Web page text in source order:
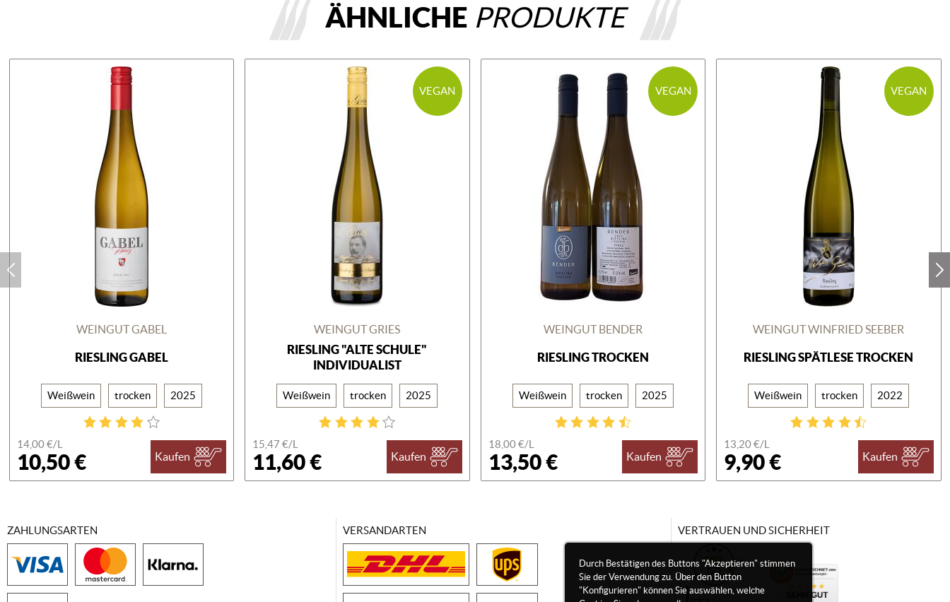
ÄHNLICHE PRODUKTE
WEINGUT GABEL
RIESLING GABEL
Weißwein trocken 2025
14,00 €/L
10,50 € Kaufen
VEGAN
WEINGUT GRIES
RIESLING "ALTE SCHULE"
INDIVIDUALIST
Weißwein trocken 2025
15,47 €/L
11,60 € Kaufen
VEGAN
WEINGUT BENDER
RIESLING TROCKEN
Weißwein trocken 2025
18,00 €/L
13,50 € Kaufen
VEGAN
WEINGUT WINFRIED SEEBER
RIESLING SPÄTLESE TROCKEN
Weißwein trocken 2022
13,20 €/L
9,90 € Kaufen
Durch Bestätigen des Buttons "Akzeptieren" stimmen
Sie der Verwendung zu. Über den Button
"Konfigurieren" können Sie auswählen, welche
ZAHLUNGSARTEN VERSANDARTEN VERTRAUEN UND SICHERHEIT